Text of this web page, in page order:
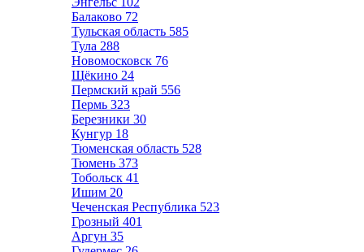
Балаково 72
Тульская область 585
Тула 288
Новомосковск 76
Щёкино 24
Пермский край 556
Пермь 323
Березники 30
Кунгур 18
Тюменская область 528
Тюмень 373
Тобольск 41
Ишим 20
Чеченская Республика 523
Грозный 401
Аргун 35